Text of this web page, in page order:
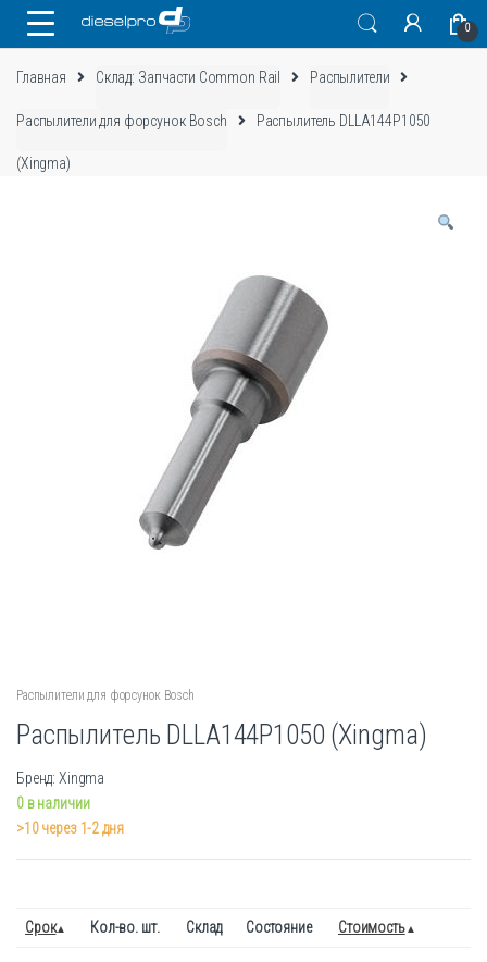
0
Главная Склад: Запчасти Common Rail Распылители
Распылители для форсунок Bosch Распылитель DLLA144P1050
(Xingma)
Распылители для форсунок Bosch
Распылитель DLLA144P1050 (Xingma)
Бренд: Xingma
0 в наличии
>10 через 1-2 дня
Срок Кол-во. шт. Склад Состояние Стоимость